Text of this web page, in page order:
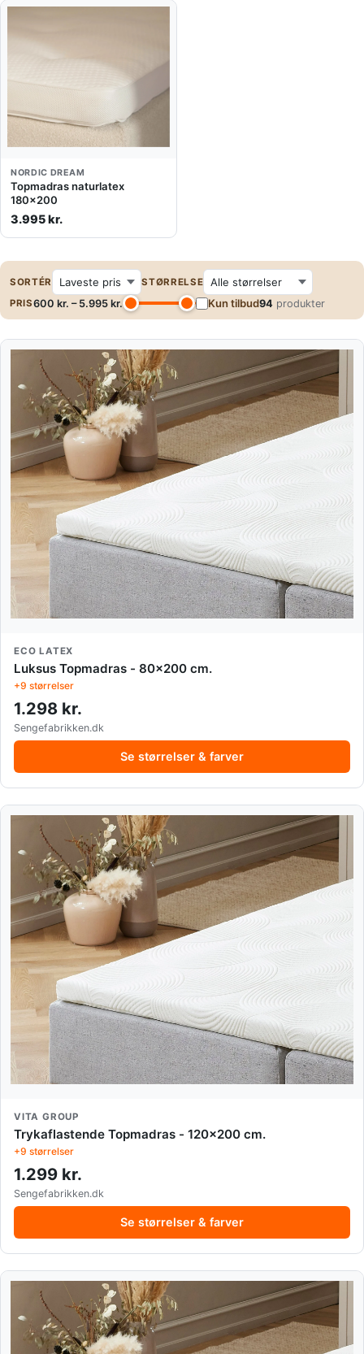
NORDIC DREAM
Topmadras naturlatex
180x200
3.995 kr.
SORTÉR
STØRRELSE
PRIS600 kr. – 5.995 kr. Kun tilbud94 produkter
ECO LATEX
Luksus Topmadras - 80x200 cm.
+9 størrelser
1.298 kr.
Sengefabrikken.dk
Se størrelser & farver
VITA GROUP
Trykaflastende Topmadras - 120x200 cm.
+9 størrelser
1.299 kr.
Sengefabrikken.dk
Se størrelser & farver